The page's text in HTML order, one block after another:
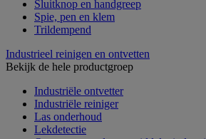
Sluitknop en handgreep
Spie, pen en klem
Trildempend
Industrieel reinigen en ontvetten
Bekijk de hele productgroep
Industriële ontvetter
Industriële reiniger
Las onderhoud
Lekdetectie